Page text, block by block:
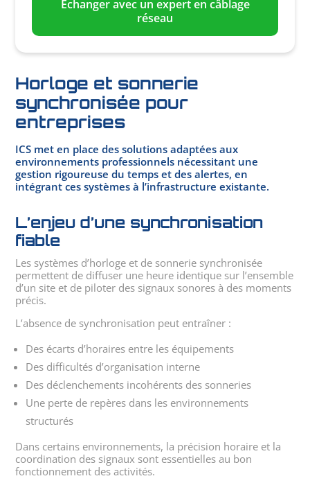
Échanger avec un expert en câblage
réseau
Horloge et sonnerie
synchronisée pour
entreprises
ICS met en place des solutions adaptées aux
environnements professionnels nécessitant une
gestion rigoureuse du temps et des alertes, en
intégrant ces systèmes à l’infrastructure existante.
L’enjeu d’une synchronisation
fiable
Les systèmes d’horloge et de sonnerie synchronisée
permettent de diffuser une heure identique sur l’ensemble
d’un site et de piloter des signaux sonores à des moments
précis.
L’absence de synchronisation peut entraîner :
Des écarts d’horaires entre les équipements
Des difficultés d’organisation interne
Des déclenchements incohérents des sonneries
Une perte de repères dans les environnements
structurés
Dans certains environnements, la précision horaire et la
coordination des signaux sont essentielles au bon
fonctionnement des activités.